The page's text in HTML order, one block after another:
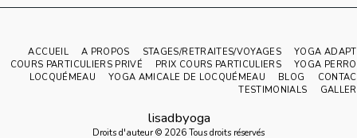
lisadbyoga
Droits d'auteur © 2026 Tous droits réservés
ACCUEIL A PROPOS STAGES/RETRAITES/VOYAGES
YOGA
COURS PARTICULIERS PRIVÉ
PRIX COURS PARTICULIERS
YOGA
LOCQUÉMEAU
YOGA AMICALE DE LOCQUÉMEAU BLOG
TESTIMONIALS